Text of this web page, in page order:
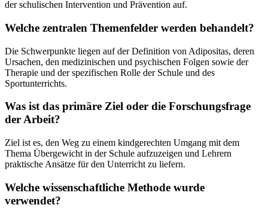
der schulischen Intervention und Prävention auf.
Welche zentralen Themenfelder werden behandelt?
Die Schwerpunkte liegen auf der Definition von Adipositas, deren
Ursachen, den medizinischen und psychischen Folgen sowie der
Therapie und der spezifischen Rolle der Schule und des
Sportunterrichts.
Was ist das primäre Ziel oder die Forschungsfrage
der Arbeit?
Ziel ist es, den Weg zu einem kindgerechten Umgang mit dem
Thema Übergewicht in der Schule aufzuzeigen und Lehrern
praktische Ansätze für den Unterricht zu liefern.
Welche wissenschaftliche Methode wurde
verwendet?